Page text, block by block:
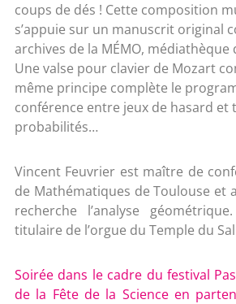
coups de dés ! Cette composition
s’appuie sur un manuscrit original
archives de la MÉMO, médiathèque
Une valse pour clavier de Mozart
même principe complète le
conférence entre jeux de hasard et
probabilités…
Vincent Feuvrier est maître de
de Mathématiques de Toulouse et
recherche l’analyse
titulaire de l’orgue du Temple du
Soirée dans le cadre du festival
de la Fête de la Science en